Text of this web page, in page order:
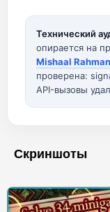
Технический
опирается на
Mishaal
проверена:
API-вызовы
Скриншоты